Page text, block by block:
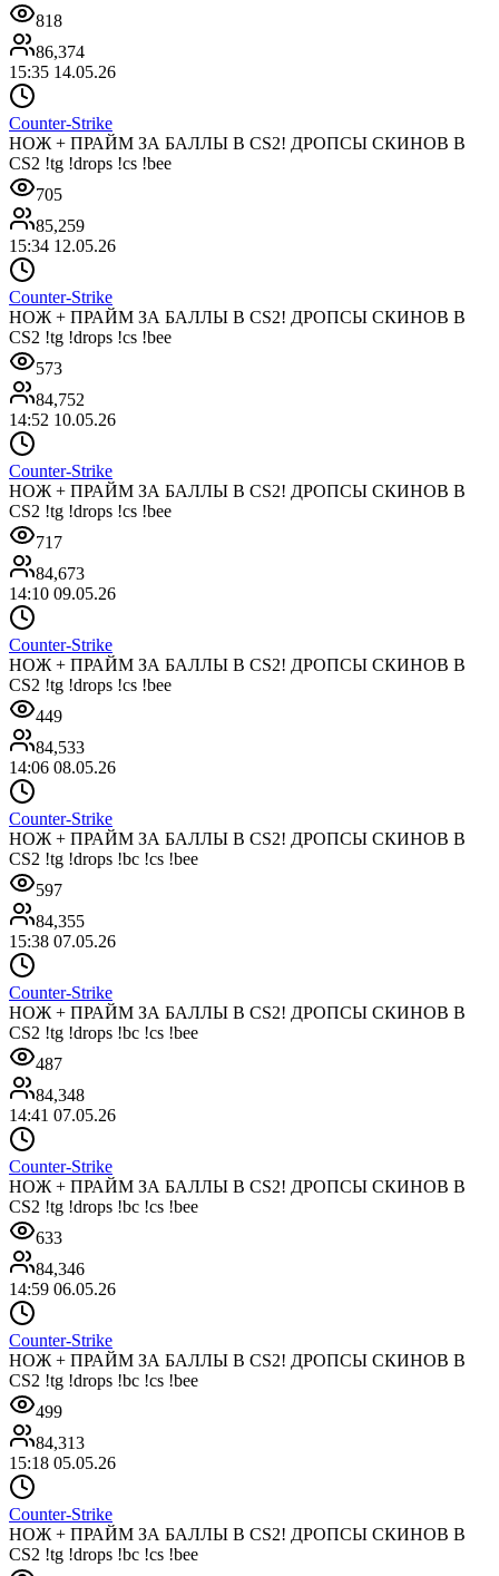
818
86,374
15:35 14.05.26
Counter-Strike
НОЖ + ПРАЙМ ЗА БАЛЛЫ В CS2! ДРОПСЫ СКИНОВ В
CS2 !tg !drops !cs !bee
705
85,259
15:34 12.05.26
Counter-Strike
НОЖ + ПРАЙМ ЗА БАЛЛЫ В CS2! ДРОПСЫ СКИНОВ В
CS2 !tg !drops !cs !bee
573
84,752
14:52 10.05.26
Counter-Strike
НОЖ + ПРАЙМ ЗА БАЛЛЫ В CS2! ДРОПСЫ СКИНОВ В
CS2 !tg !drops !cs !bee
717
84,673
14:10 09.05.26
Counter-Strike
НОЖ + ПРАЙМ ЗА БАЛЛЫ В CS2! ДРОПСЫ СКИНОВ В
CS2 !tg !drops !cs !bee
449
84,533
14:06 08.05.26
Counter-Strike
НОЖ + ПРАЙМ ЗА БАЛЛЫ В CS2! ДРОПСЫ СКИНОВ В
CS2 !tg !drops !bc !cs !bee
597
84,355
15:38 07.05.26
Counter-Strike
НОЖ + ПРАЙМ ЗА БАЛЛЫ В CS2! ДРОПСЫ СКИНОВ В
CS2 !tg !drops !bc !cs !bee
487
84,348
14:41 07.05.26
Counter-Strike
НОЖ + ПРАЙМ ЗА БАЛЛЫ В CS2! ДРОПСЫ СКИНОВ В
CS2 !tg !drops !bc !cs !bee
633
84,346
14:59 06.05.26
Counter-Strike
НОЖ + ПРАЙМ ЗА БАЛЛЫ В CS2! ДРОПСЫ СКИНОВ В
CS2 !tg !drops !bc !cs !bee
499
84,313
15:18 05.05.26
Counter-Strike
НОЖ + ПРАЙМ ЗА БАЛЛЫ В CS2! ДРОПСЫ СКИНОВ В
CS2 !tg !drops !bc !cs !bee